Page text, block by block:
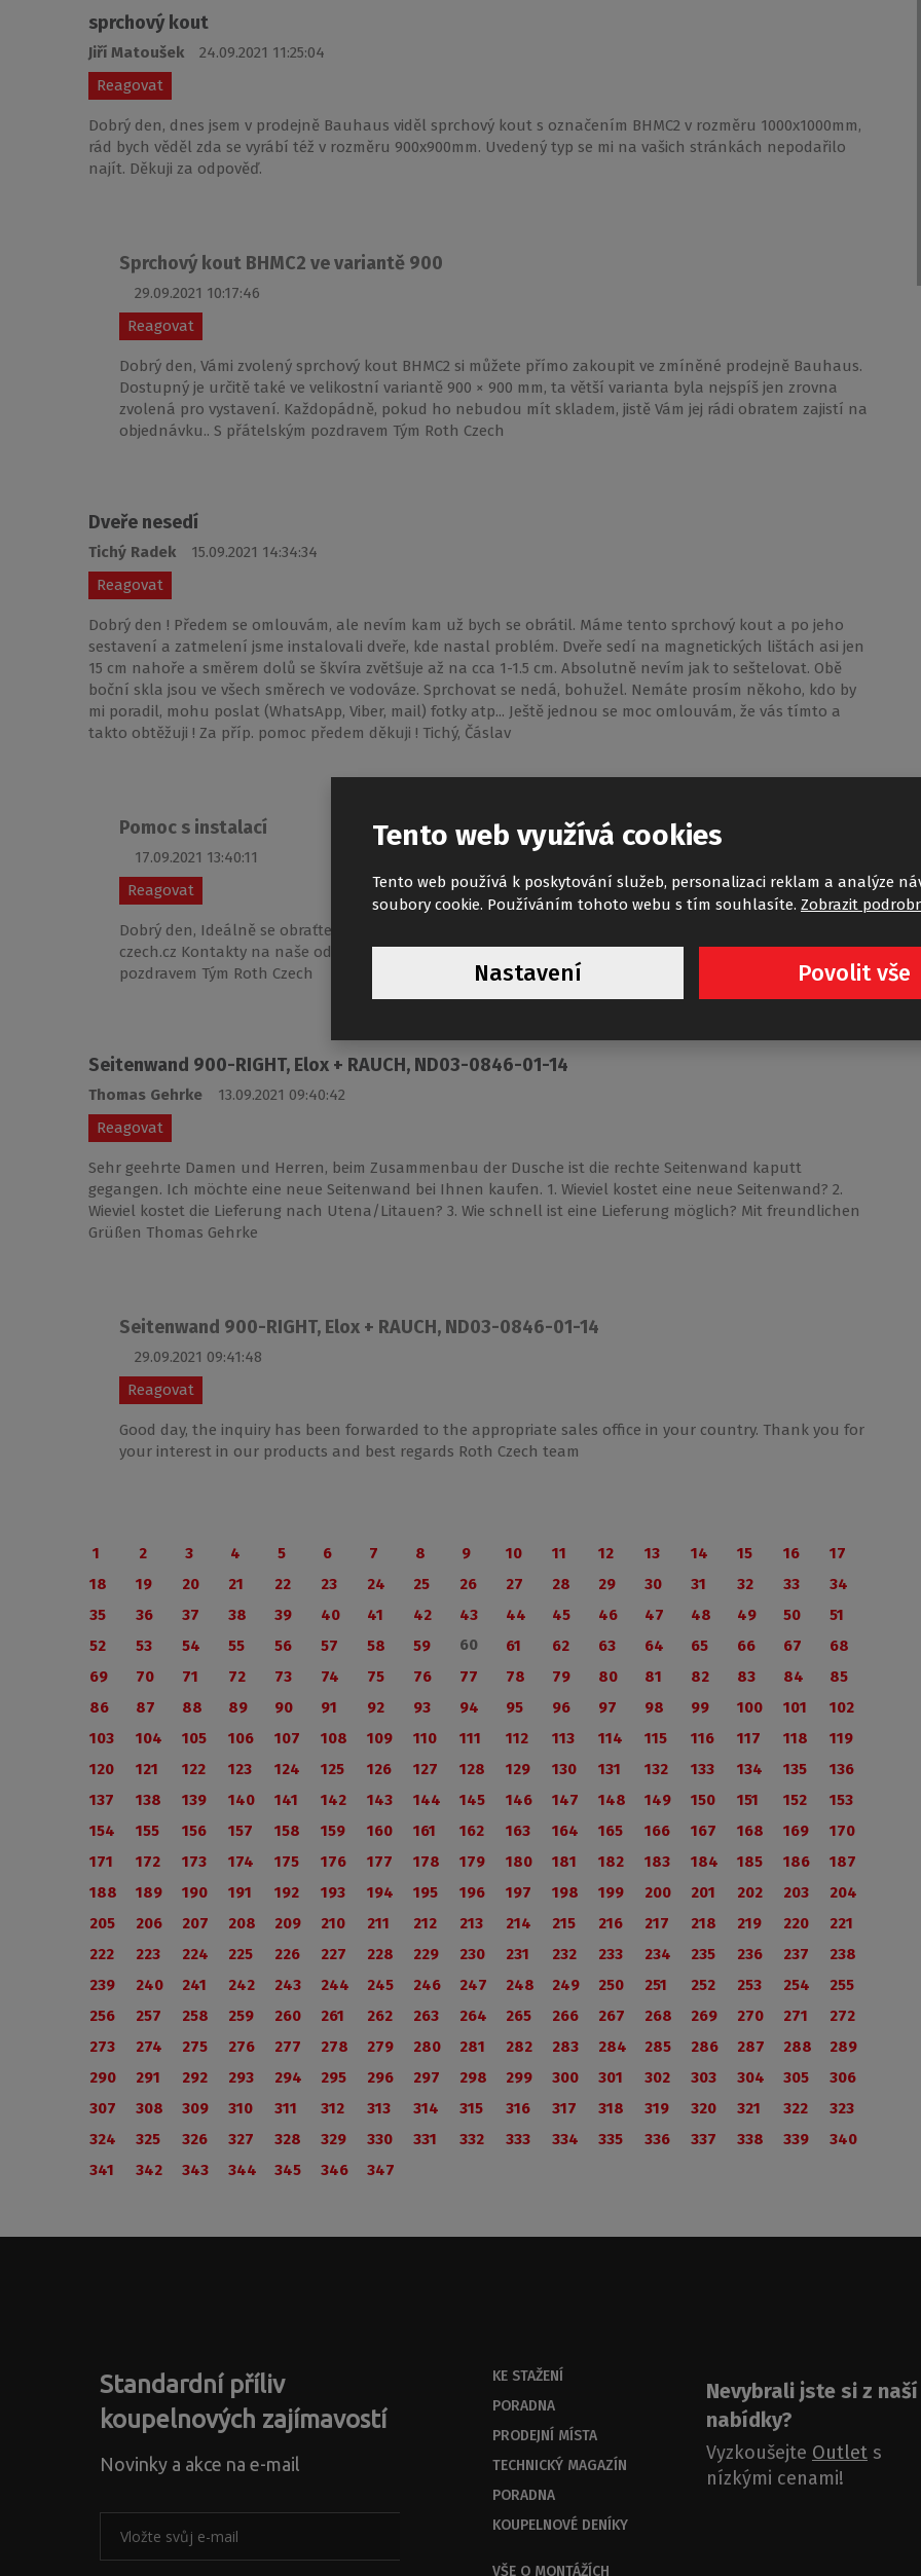
sprchový kout
Jiří Matoušek
24.09.2021 11:25:04
Reagovat
Dobrý den, dnes jsem v prodejně Bauhaus viděl sprchový kout s označením BHMC2 v rozměru 1000x1000mm,
rád bych věděl zda se vyrábí též v rozměru 900x900mm. Uvedený typ se mi na vašich stránkách nepodařilo
najít. Děkuji za odpověď.
Sprchový kout BHMC2 ve variantě 900
29.09.2021 10:17:46
Reagovat
Dobrý den, Vámi zvolený sprchový kout BHMC2 si můžete přímo zakoupit ve zmíněné prodejně Bauhaus.
Dostupný je určitě také ve velikostní variantě 900 × 900 mm, ta větší varianta byla nejspíš jen zrovna
zvolená pro vystavení. Každopádně, pokud ho nebudou mít skladem, jistě Vám jej rádi obratem zajistí na
objednávku.. S přátelským pozdravem Tým Roth Czech
Dveře nesedí
Tichý Radek
15.09.2021 14:34:34
Reagovat
Dobrý den ! Předem se omlouvám, ale nevím kam už bych se obrátil. Máme tento sprchový kout a po jeho
sestavení a zatmelení jsme instalovali dveře, kde nastal problém. Dveře sedí na magnetických lištách asi jen
15 cm nahoře a směrem dolů se škvíra zvětšuje až na cca 1-1.5 cm. Absolutně nevím jak to seštelovat. Obě
boční skla jsou ve všech směrech ve vodováze. Sprchovat se nedá, bohužel. Nemáte prosím někoho, kdo by
mi poradil, mohu poslat (WhatsApp, Viber, mail) fotky atp... Ještě jednou se moc omlouvám, že vás tímto a
takto obtěžuji ! Za příp. pomoc předem děkuji ! Tichý, Čáslav
Pomoc s instalací
17.09.2021 13:40:11
Reagovat
Dobrý den, Ideálně se obraťte na naše servisní oddělení, kde máme zkušené techniky.. servis@roth-
czech.cz Kontakty na naše oddělení najdete zde: https://www.roth-czech.cz/kontakt S přátelským
pozdravem Tým Roth Czech
Seitenwand 900-RIGHT, Elox + RAUCH, ND03-0846-01-14
Thomas Gehrke
13.09.2021 09:40:42
Reagovat
Sehr geehrte Damen und Herren, beim Zusammenbau der Dusche ist die rechte Seitenwand kaputt
gegangen. Ich möchte eine neue Seitenwand bei Ihnen kaufen. 1. Wieviel kostet eine neue Seitenwand? 2.
Wieviel kostet die Lieferung nach Utena/Litauen? 3. Wie schnell ist eine Lieferung möglich? Mit freundlichen
Grüßen Thomas Gehrke
Seitenwand 900-RIGHT, Elox + RAUCH, ND03-0846-01-14
29.09.2021 09:41:48
Reagovat
Good day, the inquiry has been forwarded to the appropriate sales office in your country. Thank you for
your interest in our products and best regards Roth Czech team
1 2 3 4 5 6 7 8 9 10 11 12 13 14 15 16
17
18
19 20 21 22 23 24 25 26 27 28 29 30 31 32 33
34
35
36 37 38 39 40 41 42 43 44 45 46 47 48 49 50
51
52
53 54 55 56 57 58 59 60 61 62 63 64 65 66 67
68
69
70 71 72 73 74 75 76 77 78 79 80 81 82 83 84
85
86
87 88 89 90 91 92 93 94 95 96 97 98 99 100 101
102
103
104 105 106 107 108 109 110 111 112 113 114 115 116 117 118
119
120
121 122 123 124 125 126 127 128 129 130 131 132 133 134 135
136
137
138 139 140 141 142 143 144 145 146 147 148 149 150 151 152
153
154
155 156 157 158 159 160 161 162 163 164 165 166 167 168 169
170
171
172 173 174 175 176 177 178 179 180 181 182 183 184 185 186
187
188
189 190 191 192 193 194 195 196 197 198 199 200 201 202 203
204
205
206 207 208 209 210 211 212 213 214 215 216 217 218 219 220
221
222
223 224 225 226 227 228 229 230 231 232 233 234 235 236 237
238
239
240 241 242 243 244 245 246 247 248 249 250 251 252 253 254
255
256
257 258 259 260 261 262 263 264 265 266 267 268 269 270 271
272
273
274 275 276 277 278 279 280 281 282 283 284 285 286 287 288
289
290
291 292 293 294 295 296 297 298 299 300 301 302 303 304 305
306
307
308 309 310 311 312 313 314 315 316 317 318 319 320 321 322
323
324
325 326 327 328 329 330 331 332 333 334 335 336 337 338 339
340
341
342 343 344 345 346 347
Standardní příliv
koupelnových zajímavostí
Novinky a akce na e-mail
KE STAŽENÍ
PORADNA
PRODEJNÍ MÍSTA
TECHNICKÝ MAGAZÍN
PORADNA
KOUPELNOVÉ DENÍKY
VŠE O MONTÁŽÍCH
Nevybrali jste si z naší
nabídky?
Vyzkoušejte Outlet s
nízkými cenami!
Tento web využívá cookies
Tento web používá k poskytování služeb, personalizaci reklam a analýze
soubory cookie. Používáním tohoto webu s tím souhlasíte. Zobrazit
Nastavení Povolit vše